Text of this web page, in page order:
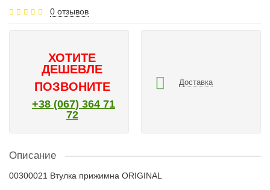
0 отзывов
ХОТИТЕ
ДЕШЕВЛЕ
ПОЗВОНИТЕ
+38 (067) 364 71
72
Доставка
Описание
00300021 Втулка прижимна ORIGINAL